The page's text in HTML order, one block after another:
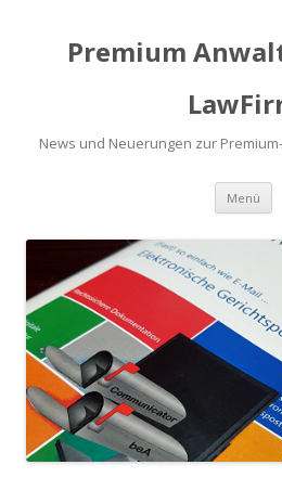
Premium
News und Neuerungen zur
Menü